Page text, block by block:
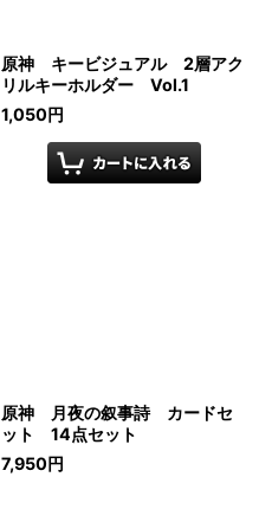
原神 キービジュアル 2層アク
リルキーホルダー Vol.1
1,050円
原神 月夜の叙事詩 カードセ
ット 14点セット
7,950円